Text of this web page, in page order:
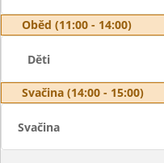
Oběd (11:00 - 14:00)
Děti
Svačina (14:00 - 15:00)
Svačina